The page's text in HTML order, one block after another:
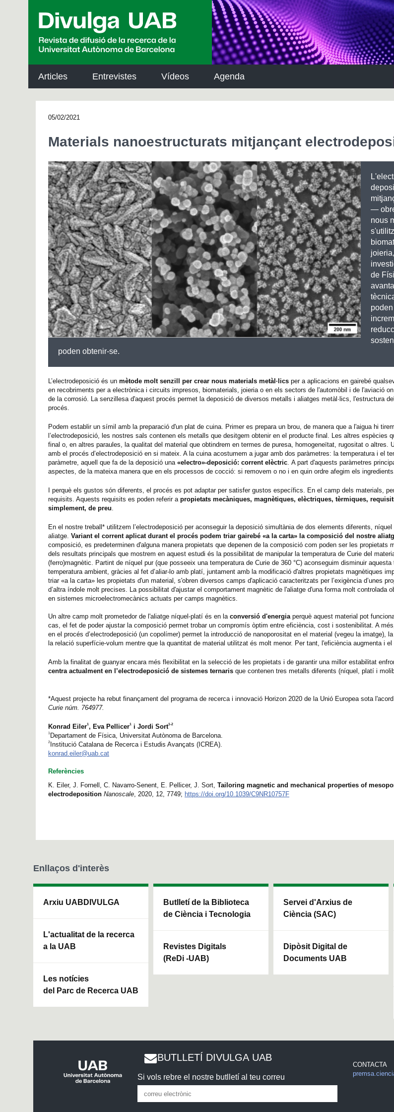
Articles Entrevistes Vídeos Agenda
05/02/2021
Materials nanoestructurats mitjançant
—
nous
de
poden obtenir-se.
L’electrodeposició és un mètode molt senzill per crear nous materials metàl·lics per a aplicacions en gairebé
en recobriments per a electrònica i circuits impresos, biomaterials, joieria o en els sectors de l'automòbil i de l'aviació
de la corrosió. La senzillesa d'aquest procés permet la deposició de diversos metalls i aliatges metàl·lics, l'estructura
procés.
Podem establir un símil amb la preparació d'un plat de cuina. Primer es prepara un brou, de manera que a l'aigua hi
l’electrodeposició, les nostres sals contenen els metalls que desitgem obtenir en el producte final. Les altres espècies
final o, en altres paraules, la qualitat del material que obtindrem en termes de puresa, homogeneïtat, rugositat o altres.
amb el procés d’electrodeposició en si mateix. A la cuina acostumem a jugar amb dos paràmetres: la temperatura i el
paràmetre, aquell que fa de la deposició una «electro»-deposició: corrent elèctric. A part d'aquests paràmetres
aspectes, de la mateixa manera que en els processos de cocció: si removem o no i en quin ordre afegim els
I perquè els gustos són diferents, el procés es pot adaptar per satisfer gustos específics. En el camp dels materials,
requisits. Aquests requisits es poden referir a propietats mecàniques, magnètiques, elèctriques, tèrmiques,
simplement, de preu.
En el nostre treball* utilitzem l’electrodeposició per aconseguir la deposició simultània de dos elements diferents,
aliatge. Variant el corrent aplicat durant el procés podem triar gairebé «a la carta» la composició del nostre
composició, es predeterminen d'alguna manera propietats que depenen de la composició com poden ser les propietats
dels resultats principals que mostrem en aquest estudi és la possibilitat de manipular la temperatura de Curie del
(ferro)magnètic. Partint de níquel pur (que posseeix una temperatura de Curie de 360 °C) aconseguim disminuir
temperatura ambient, gràcies al fet d’aliar-lo amb platí, juntament amb la modificació d'altres propietats magnètiques
triar «a la carta» les propietats d'un material, s'obren diversos camps d'aplicació caracteritzats per l’exigència d’unes
d’altra índole molt precises. La possibilitat d'ajustar el comportament magnètic de l'aliatge d'una forma molt controlada
en sistemes microelectromecànics actuats per camps magnètics.
Un altre camp molt prometedor de l'aliatge níquel-platí és en la conversió d'energiaperquè aquest material pot
cas, el fet de poder ajustar la composició permet trobar un compromís òptim entre eficiència, cost i sostenibilitat. A
en el procés d’electrodeposició (un copolímer) permet la introducció de nanoporositat en el material (vegeu la imatge),
la relació superfície-volum mentre que la quantitat de material utilitzat és molt menor. Per tant, l'eficiència augmenta i
Amb la finalitat de guanyar encara més flexibilitat en la selecció de les propietats i de garantir una millor estabilitat
centra actualment en l’electrodeposició de sistemes ternaris que contenen tres metalls diferents (níquel, platí i
*Aquest projecte ha rebut finançament del programa de recerca i innovació Horizon 2020 de la Unió Europea sota
Curie núm. 764977.
Konrad Eiler1 , Eva Pellicer1 i Jordi Sort1-2
1 Departament de Física, Universitat Autònoma de Barcelona.
2 Institució Catalana de Recerca i Estudis Avançats (ICREA).
konrad.eiler@uab.cat
Referències
K. Eiler, J. Fornell, C. Navarro-Senent, E. Pellicer, J. Sort, Tailoring magnetic and mechanical properties of
electrodeposition Nanoscale, 2020, 12, 7749; https://doi.org/10.1039/C9NR10757F
Enllaços d'interès
Arxiu UABDIVULGA
L'actualitat de la recerca
a la UAB
Les notícies
del Parc de Recerca UAB
Butlletí de la Biblioteca
de Ciència i Tecnologia
Revistes Digitals
(ReDi -UAB)
Servei d'Arxius de
Ciència (SAC)
Dipòsit Digital de
Documents UAB
BUTLLETÍ DIVULGA UAB
Si vols rebre el nostre butlletí al teu correu
CONTACTA